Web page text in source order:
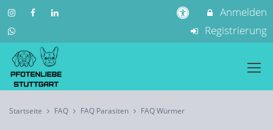
Anmelden
Registrierung
Startseite FAQ FAQ Parasiten FAQ Würmer